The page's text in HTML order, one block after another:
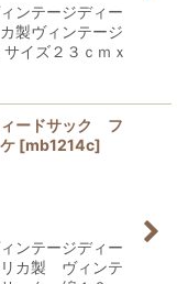
ンテージディー
製ヴィンテージ
イズ２３ｃｍｘ
ードサック フ
[mb1214c]
ンテージディー
カ製 ヴィンテ